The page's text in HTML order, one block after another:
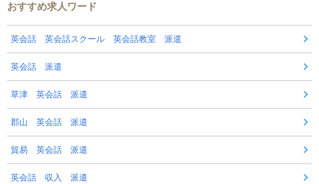
おすすめ求人ワード
英会話 英会話スクール 英会話教室 派遣
英会話 派遣
草津 英会話 派遣
郡山 英会話 派遣
貿易 英会話 派遣
英会話 収入 派遣